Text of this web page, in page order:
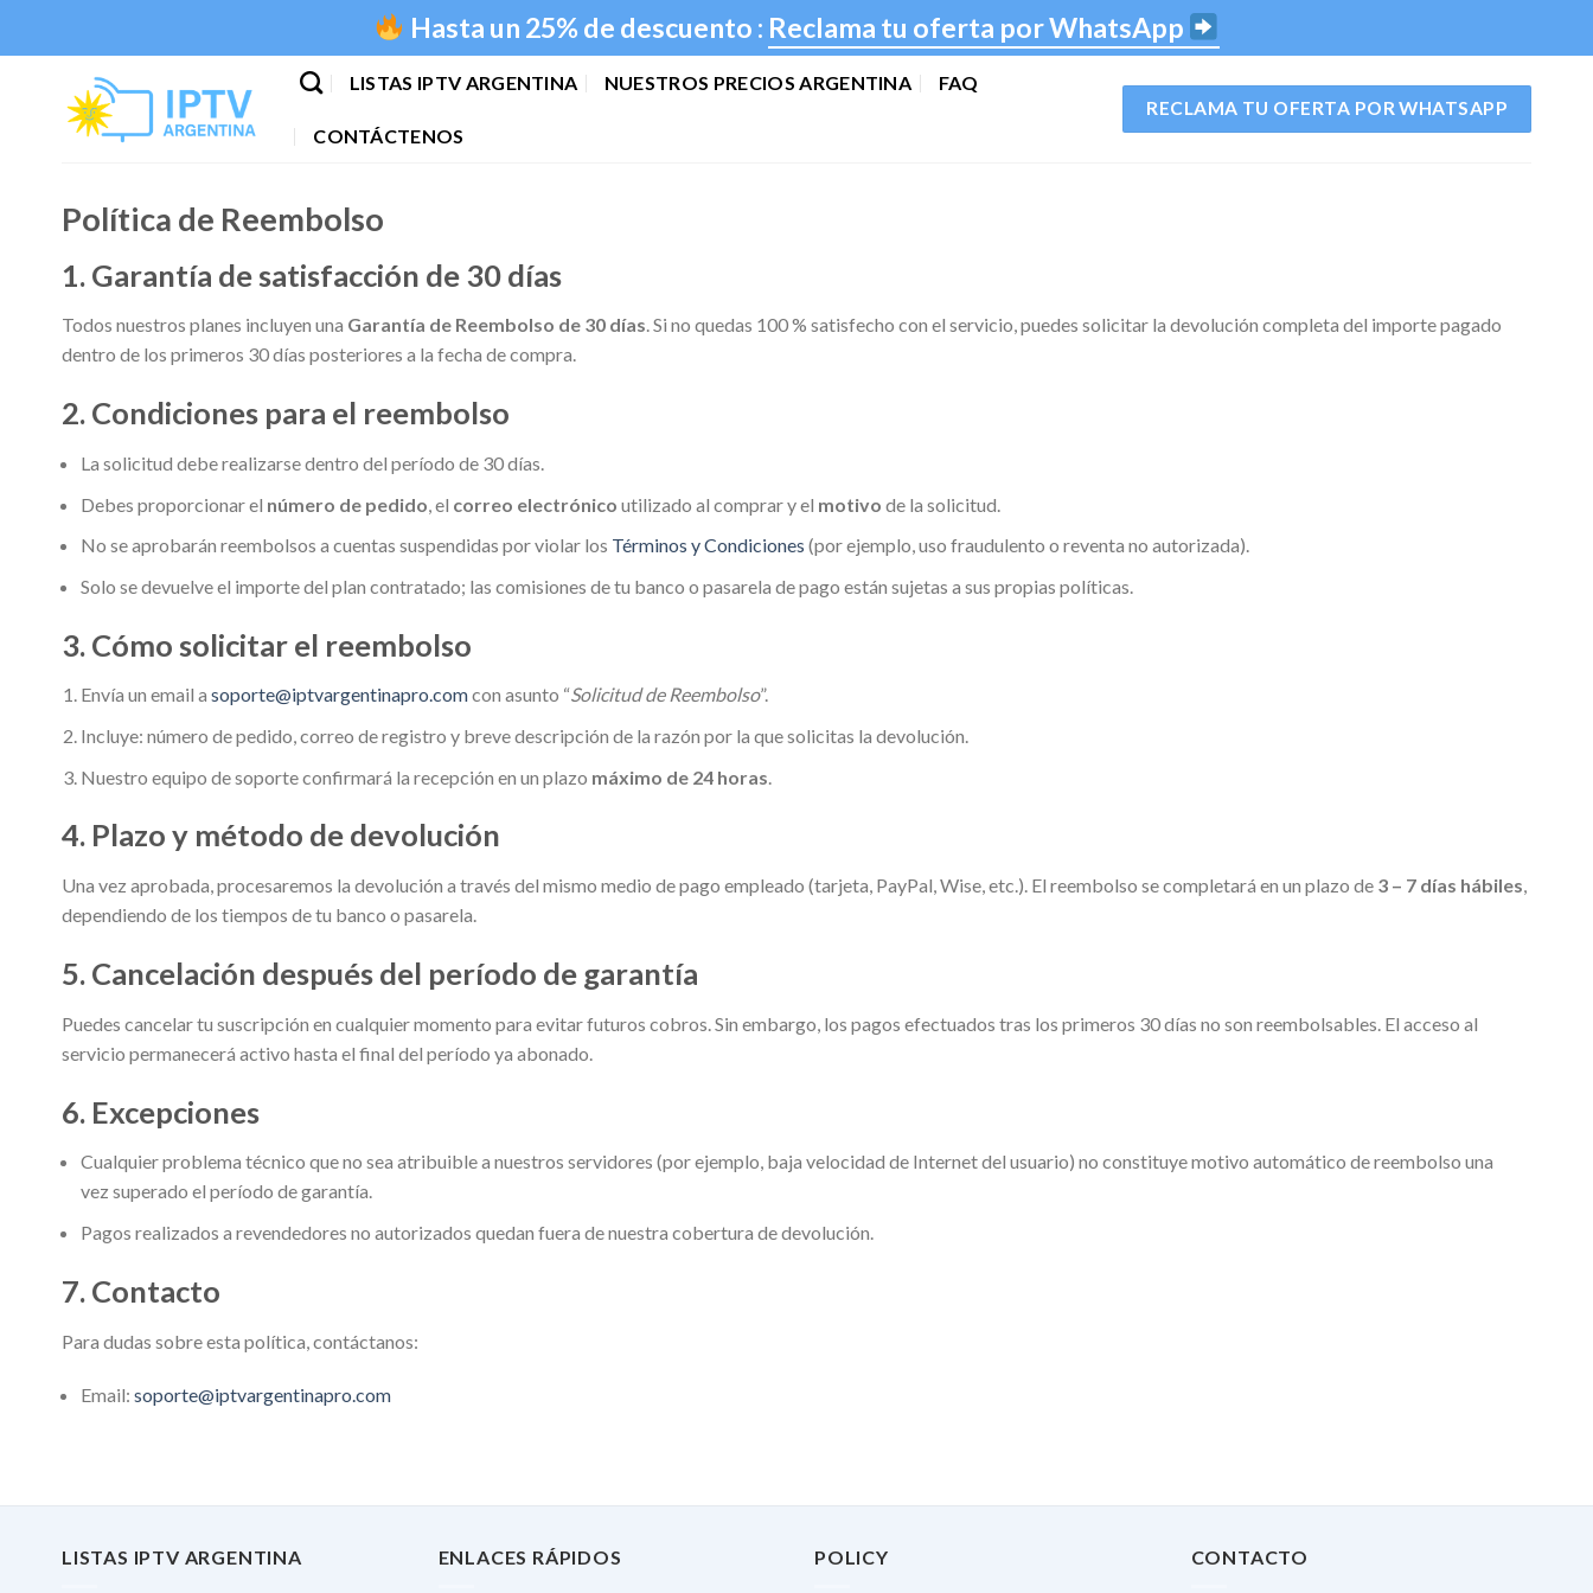
Hasta un 25% de descuento : Reclama tu oferta por WhatsApp
LISTAS IPTV ARGENTINA NUESTROS PRECIOS ARGENTINA FAQ
CONTÁCTENOS
RECLAMA TU OFERTA POR WHATSAPP
Política de Reembolso
1. Garantía de satisfacción de 30 días
Todos nuestros planes incluyen una Garantía de Reembolso de 30 días. Si no quedas 100 % satisfecho con el servicio, puedes solicitar la devolución completa del importe pagado
dentro de los primeros 30 días posteriores a la fecha de compra.
2. Condiciones para el reembolso
La solicitud debe realizarse dentro del período de 30 días.
Debes proporcionar el número de pedido , el correo electrónico utilizado al comprar y el motivo de la solicitud.
No se aprobarán reembolsos a cuentas suspendidas por violar los Términos y Condiciones (por ejemplo, uso fraudulento o reventa no autorizada).
Solo se devuelve el importe del plan contratado; las comisiones de tu banco o pasarela de pago están sujetas a sus propias políticas.
3. Cómo solicitar el reembolso
Envía un email a soporte@iptvargentinapro.comcon asunto “Solicitud de Reembolso”.
Incluye: número de pedido, correo de registro y breve descripción de la razón por la que solicitas la devolución.
Nuestro equipo de soporte confirmará la recepción en un plazo máximo de 24 horas
4. Plazo y método de devolución
Una vez aprobada, procesaremos la devolución a través del mismo medio de pago empleado (tarjeta, PayPal, Wise, etc.). El reembolso se completará en un plazo de 3 – 7 días hábiles,
dependiendo de los tiempos de tu banco o pasarela.
5. Cancelación después del período de garantía
Puedes cancelar tu suscripción en cualquier momento para evitar futuros cobros. Sin embargo, los pagos efectuados tras los primeros 30 días no son reembolsables. El acceso al
servicio permanecerá activo hasta el final del período ya abonado.
6. Excepciones
Cualquier problema técnico que no sea atribuible a nuestros servidores (por ejemplo, baja velocidad de Internet del usuario) no constituye motivo automático de reembolso una
vez superado el período de garantía.
Pagos realizados a revendedores no autorizados quedan fuera de nuestra cobertura de devolución.
7. Contacto
Para dudas sobre esta política, contáctanos:
Email: soporte@iptvargentinapro.com
LISTAS IPTV ARGENTINA ENLACES RÁPIDOS POLICY CONTACTO